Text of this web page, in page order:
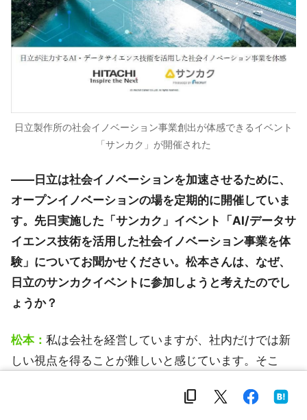
日立製作所の社会イノベーション事業創出が体感できるイベント
「サンカク」が開催された
――日立は社会イノベーションを加速させるために、
オープンイノベーションの場を定期的に開催していま
す。先日実施した「サンカク」イベント「AI/データサ
イエンス技術を活用した社会イノベーション事業を体
験」についてお聞かせください。松本さんは、なぜ、
日立のサンカクイベントに参加しようと考えたのでし
ょうか？
松本： 私は会社を経営していますが、社内だけでは新
しい視点を得ることが難しいと感じています。そこ
参加し、見解を広げたかったのがきっかけです。機械
content_copy